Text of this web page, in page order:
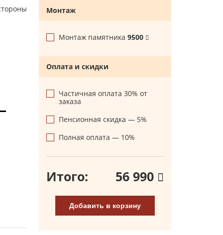
Монтаж
Монтаж памятника 9500
Оплата и скидки
Частичная оплата 30% от
заказа
Пенсионная скидка — 5%
Полная оплата — 10%
Итого: 56 990
Добавить в корзину